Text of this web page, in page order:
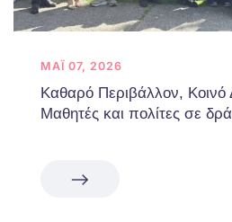
ΜΆΙ 07, 2026
Καθαρό Περιβάλλον, Κοινό
Μαθητές και πολίτες σε